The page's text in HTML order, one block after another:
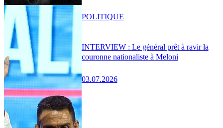
INTERVIEW : Le général prêt à ravir la
couronne nationaliste à Meloni
03.07.2026
POLITIQUE